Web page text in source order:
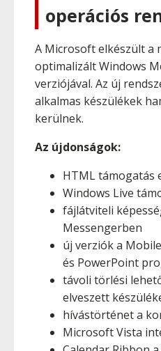
operációs
A Microsoft elkészült a
optimalizált Windows
verziójával. Az új
alkalmas készülékek
kerülnek.
Az újdonságok:
HTML támogatás
Windows Live
fájlátviteli
Messengerben
új verziók a
és PowerPoint
távoli törlési
elveszett
hívástörténet a
Microsoft Vista